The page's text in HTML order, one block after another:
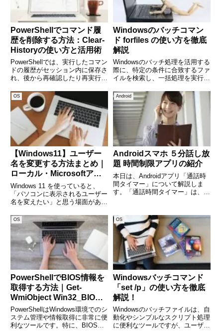
PowerShellでコマンド履
歴を削除する方法：Clear-
Historyの使い方と活用術
PowerShellでは、実行したコマン
ドの履歴がセッション内に保存さ
れ、後から再確認したり再実行し
し、セキュリティやプライバシー
の観点から「履歴をクリアした
い」と思う場面もあるでしょう。
そんなときに活躍するのが
Windowsのバッチコマン
ド forfiles の使い方を徹底
解説
Windowsのバッチ処理を活用する
際に、特定の条件に合致するファ
イルを検索し、一括処理を実行で
す。ファイルの整理、古いファイ
ルの削除、ログの管理などに役立
ちます。本記事では、forfiles コ
マ
OS
【Windows11】ユーザー
名を変更する方法まとめ｜
ローカル・Microsoftアカ
ウント別にくわしく解説
Windows 11 を使っていると、
「パソコンに表示されるユーザー
名を変えたい」と思う場面があり
有、ビジネス用途のために名前の
表記を変えたいケース、または初
期設定のまま “Owner” のまま使
っており気にな
Android
Androidスマホ ５分話し放
題 時間制限アプリの紹介
本日は、Androidアプリ「通話時
間タイマー」について解説しま
す。「通話時間タイマー」は、ス
されている方向けのアプリです。
契約で、「5分以内の通話なら何
度でも無料」に入られている
OS
PowerShellでBIOS情報を
取得する方法｜Get-
WmiObject Win32_BIOS
の活用術
PowerShellはWindows環境でのシ
ステム管理や情報取得に非常に便
利なツールです。特に、BIOS情
OS
Windowsバッチコマンド
「set /p」の使い方を徹底
解説！
Windowsのバッチファイルは、自
動化やシンプルなスクリプト処理
に便利なツールですが、ユーザー